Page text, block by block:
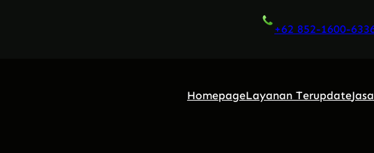
+62 852-1600-
HomepageLayanan Terupdate